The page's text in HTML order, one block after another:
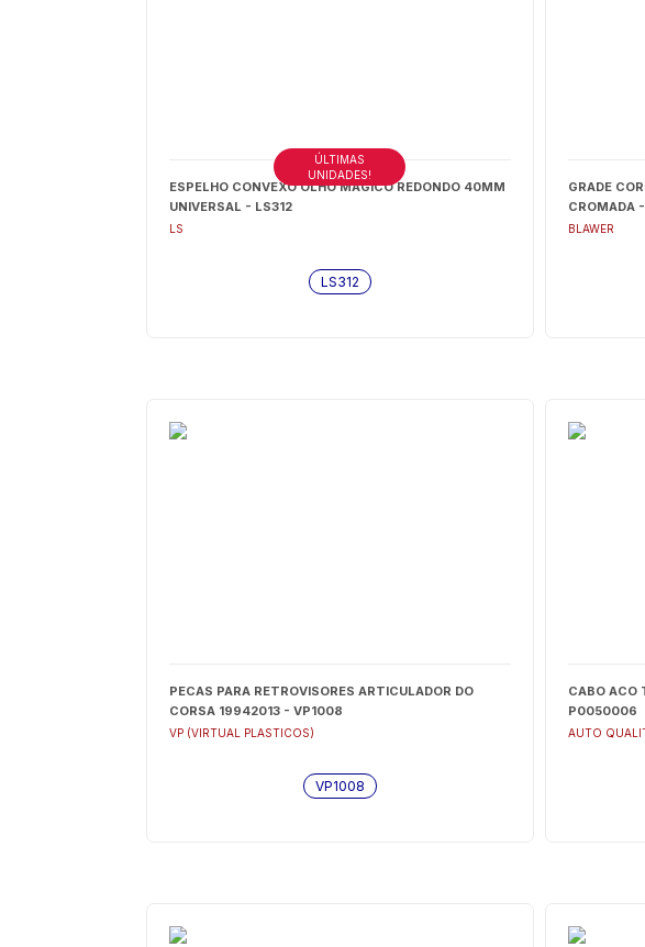
ESPELHO CONVEXO OLHO MAGICO REDONDO 40MM
UNIVERSAL - LS312
LS
ÚLTIMAS
UNIDADES!
LS312
GRADE
CROMADA
BLAWER
PECAS PARA RETROVISORES ARTICULADOR DO
CORSA 19942013 - VP1008
VP (VIRTUAL PLASTICOS)
VP1008
CABO ACO
P0050006
AUTO